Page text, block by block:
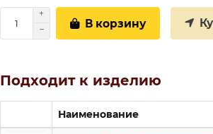
В корзину
Подходит к изделию
Наименование